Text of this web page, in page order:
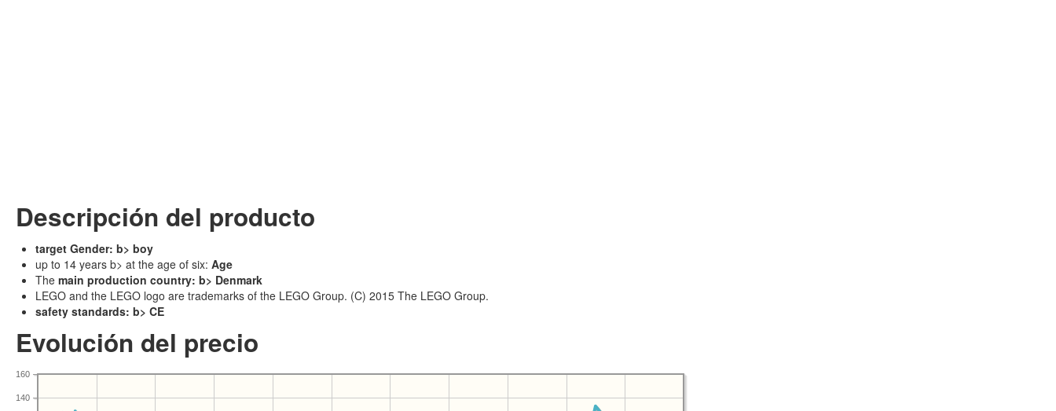
Descripción del producto
target Gender: b> boy
up to 14 years b> at the age of six: Age
The main production country: b> Denmark
LEGO and the LEGO logo are trademarks of the LEGO Group. (C) 2015 The LEGO Group.
safety standards: b> CE
Evolución del precio
140
160